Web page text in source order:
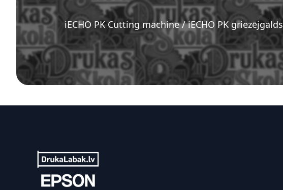
iECHO PK Cutting machine / iECHO PK griezējgalds